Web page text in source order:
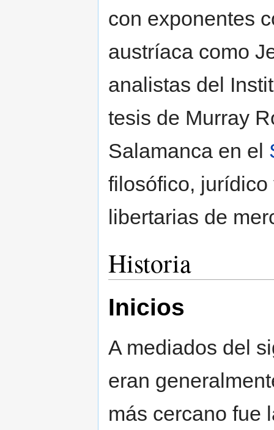
con exponentes
austríaca como
analistas del
tesis de Murray
Salamanca en el
filosófico,
libertarias de
Historia
Inicios
A mediados del
eran
más cercano fue